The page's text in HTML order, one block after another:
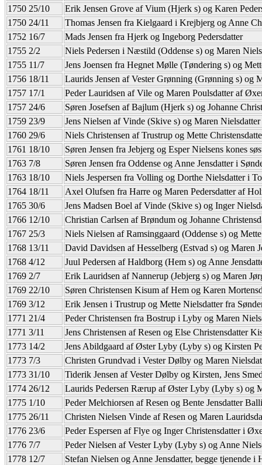
1750 25/10
Erik Jensen Grove af Vium (Hjerk s) og Karen
1750 24/11
Thomas Jensen fra Kielgaard i Krejbjerg og Anne
1752 16/7
Mads Jensen fra Hjerk og Ingeborg Pedersdatter
1755 2/2
Niels Pedersen i Næstild (Oddense s) og Maren
1755 11/7
Jens Joensen fra Hegnet Mølle (Tøndering s) og
1756 18/11
Laurids Jensen af Vester Grønning (Grønning s) og
1757 17/1
Peder Lauridsen af Vile og Maren Poulsdatter af
1757 24/6
Søren Josefsen af Bajlum (Hjerk s) og Johanne
1759 23/9
Jens Nielsen af Vinde (Skive s) og Maren
1760 29/6
Niels Christensen af Trustrup og Mette
1761 18/10
Søren Jensen fra Jebjerg og Esper Nielsens kones
1763 7/8
Søren Jensen fra Oddense og Anne Jensdatter i
1763 18/10
Niels Jespersen fra Volling og Dorthe Nielsdatter i
1764 18/11
Axel Olufsen fra Harre og Maren Pedersdatter af
1765 30/6
Jens Madsen Boel af Vinde (Skive s) og Inger
1766 12/10
Christian Carlsen af Brøndum og Johanne
1767 25/3
Niels Nielsen af Ramsinggaard (Oddense s) og
1768 13/11
David Davidsen af Hesselberg (Estvad s) og Maren
1768 4/12
Juul Pedersen af Haldborg (Hem s) og Anne
1769 2/7
Erik Lauridsen af Nannerup (Jebjerg s) og Maren
1769 22/10
Søren Christensen Kisum af Hem og Karen
1769 3/12
Erik Jensen i Trustrup og Mette Nielsdatter fra
1771 21/4
Peder Christensen fra Bostrup i Lyby og Maren
1771 3/11
Jens Christensen af Resen og Else Christensdatter
1773 14/2
Jens Abildgaard af Øster Lyby (Lyby s) og Kirsten
1773 7/3
Christen Grundvad i Vester Dølby og Maren
1773 31/10
Tiderik Jensen af Vester Dølby og Kirsten, Jens
1774 26/12
Laurids Pedersen Rærup af Øster Lyby (Lyby s) og
1775 1/10
Peder Melchiorsen af Resen og Bente Jensdatter
1775 26/11
Christen Nielsen Vinde af Resen og Maren
1776 23/6
Peder Espersen af Flye og Inger Christensdatter i
1776 7/7
Peder Nielsen af Vester Lyby (Lyby s) og Anne
1778 12/7
Stefan Nielsen og Anne Jensdatter, begge tjenende i